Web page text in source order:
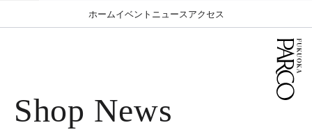
ホームイベント ニュース アクセス
Shop News